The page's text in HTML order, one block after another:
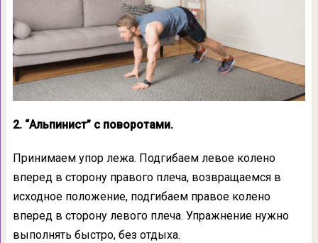
2. “Альпинист” с поворотами.
Принимаем упор лежа. Подгибаем левое колено
вперед в сторону правого плеча, возвращаемся в
исходное положение, подгибаем правое колено
вперед в сторону левого плеча. Упражнение нужно
выполнять быстро, без отдыха.